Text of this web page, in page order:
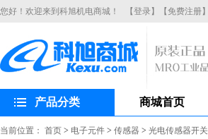
您好！欢迎来到科旭机电商城！ 【登录】 【免费注册】
产品分类 商城首页
当前位置： 首页 > 电子元件 > 传感器 > 光电传感器开关